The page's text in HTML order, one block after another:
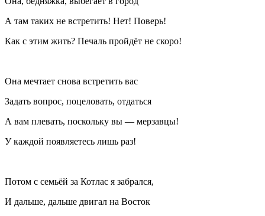
А там таких не встретить! Нет! Поверь!
Как с этим жить? Печаль пройдёт не скоро!
Она мечтает снова встретить вас
Задать вопрос, поцеловать, отдаться
А вам плевать, поскольку вы — мерзавцы!
У каждой появляетесь лишь раз!
Потом с семьёй за Котлас я забрался,
И дальше, дальше двигал на Восток